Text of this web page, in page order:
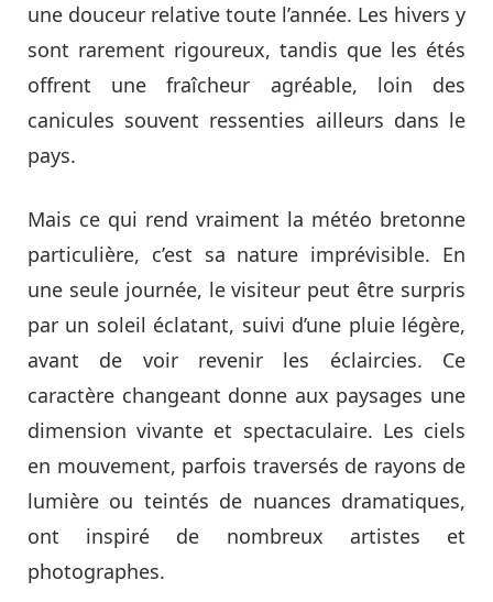
une douceur relative toute l’année. Les hivers y
sont rarement rigoureux, tandis que les étés
offrent une fraîcheur agréable, loin des
canicules souvent ressenties ailleurs dans le
pays.
Mais ce qui rend vraiment la météo bretonne
particulière, c’est sa nature imprévisible. En
une seule journée, le visiteur peut être surpris
par un soleil éclatant, suivi d’une pluie légère,
avant de voir revenir les éclaircies. Ce
caractère changeant donne aux paysages une
dimension vivante et spectaculaire. Les ciels
en mouvement, parfois traversés de rayons de
lumière ou teintés de nuances dramatiques,
ont inspiré de nombreux artistes et
photographes.